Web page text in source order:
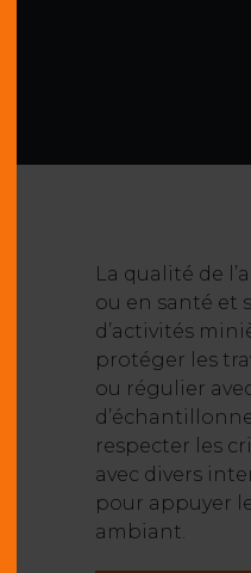
La qualité de
ou en santé et
d’activités
protéger les
ou régulier
respecter les
avec divers
pour appuyer
ambiant.